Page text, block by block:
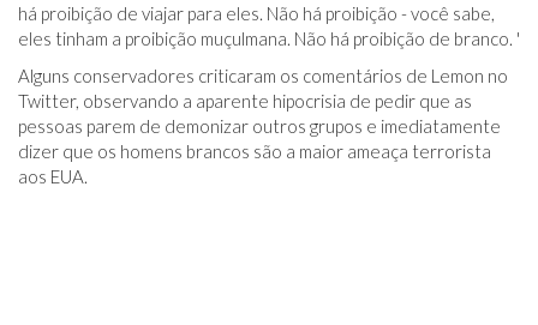
há proibição de viajar para eles. Não há proibição - você sabe,
eles tinham a proibição muçulmana. Não há proibição de branco. '
Alguns conservadores criticaram os comentários de Lemon no
Twitter, observando a aparente hipocrisia de pedir que as
pessoas parem de demonizar outros grupos e imediatamente
dizer que os homens brancos são a maior ameaça terrorista
aos EUA.